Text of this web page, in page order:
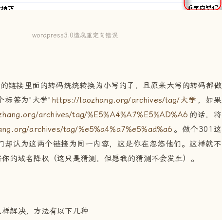
wordpress3.0造成重定向错误
里面的转码统统转换为小写的了，且原来大写的转码都做
标签为"大学" https://laozhang.org/archives/tag/大学 ，如果
archives/tag/%E5%A4%A7%E5%AD%A6 的话，将
archives/tag/%e5%a4%a7%e5%ad%a6 。做个301这
却认为这两个链接为同一内容，这是你在忽悠他们。这样就不
的域名降权（这只是猜测，但愿我的猜测不会发生）。
决，方法有以下几种